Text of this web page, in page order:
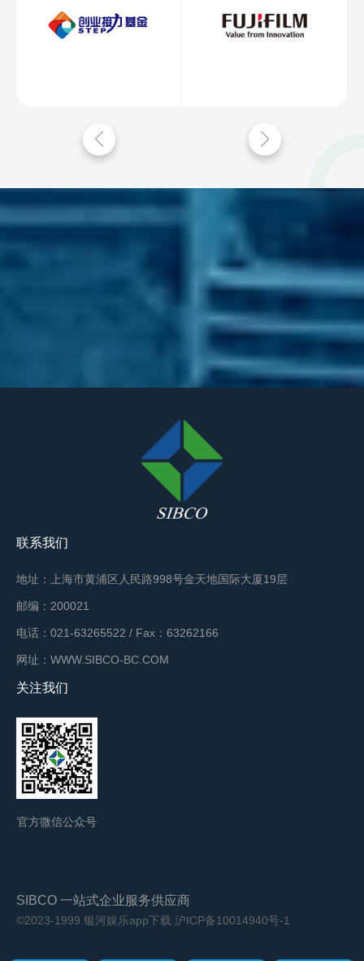
联系我们
地址：上海市黄浦区人民路998号金天地国际大厦19层
邮编：200021
电话：021-63265522 / Fax：63262166
网址：WWW.SIBCO-BC.COM
关注我们
官方微信公众号
SIBCO 一站式企业服务供应商
©2023-1999 银河娱乐app下载 沪ICP备10014940号-1